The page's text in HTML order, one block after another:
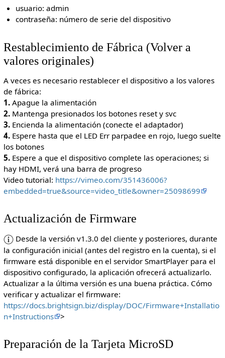
usuario: admin
contraseña: número de serie del dispositivo
Restablecimiento de Fábrica (Volver a
valores originales)
A veces es necesario restablecer el dispositivo a los valores
de fábrica:
1.Apague la alimentación
2.Mantenga presionados los botones reset y svc
3.Encienda la alimentación (conecte el adaptador)
4.Espere hasta que el LED Err parpadee en rojo, luego suelte
los botones
5.Espere a que el dispositivo complete las operaciones; si
hay HDMI, verá una barra de progreso
Video tutorial: https://vimeo.com/351436006?
embedded=true&source=video_title&owner=25098699
Actualización de Firmware
Desde la versión v1.3.0 del cliente y posteriores, durante
la configuración inicial (antes del registro en la cuenta), si el
firmware está disponible en el servidor SmartPlayer para el
dispositivo configurado, la aplicación ofrecerá actualizarlo.
Actualizar a la última versión es una buena práctica. Cómo
verificar y actualizar el firmware:
https://docs.brightsign.biz/display/DOC/Firmware+Installatio
n+Instructions
>
Preparación de la Tarjeta MicroSD